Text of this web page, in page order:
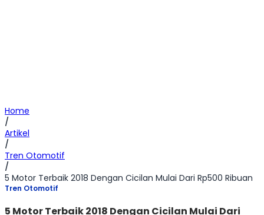
Home
/
Artikel
/
Tren Otomotif
/
5 Motor Terbaik 2018 Dengan Cicilan Mulai Dari Rp500 Ribuan
Tren Otomotif
5 Motor Terbaik 2018 Dengan Cicilan Mulai Dari